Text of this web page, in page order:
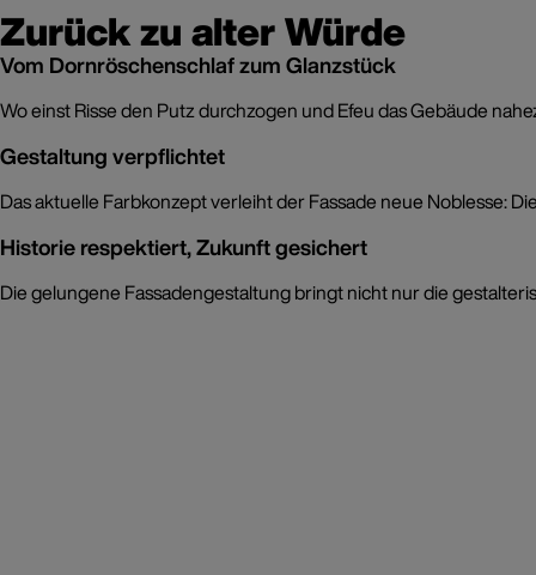
Zurück zu alter Würde
Vom Dornröschenschlaf zum Glanzstück
Wo einst Risse den Putz durchzogen und Efeu das Gebäude
Gestaltung verpflichtet
Das aktuelle Farbkonzept verleiht der Fassade neue Noblesse:
Historie respektiert, Zukunft gesichert
Die gelungene Fassadengestaltung bringt nicht nur die